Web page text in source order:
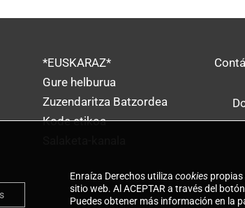
*EUSKARAZ*
Gure helburua
Zuzendaritza Batzordea
Kode etikoa
Enraíza Derechos utilizacookies propias
sitio web. Al ACEPTAR a través del
Puedes obtener más información en la